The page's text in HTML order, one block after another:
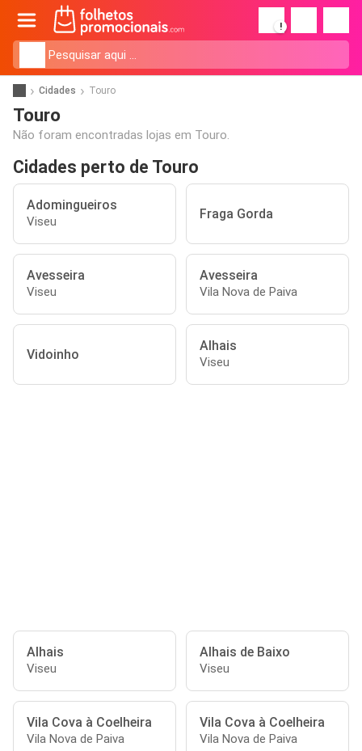
!
Cidades Touro
Touro
Não foram encontradas lojas em Touro.
Cidades perto de Touro
Adomingueiros
Viseu Fraga Gorda
Avesseira
Viseu
Avesseira
Vila Nova de Paiva
Vidoinho
Alhais
Viseu
Alhais
Viseu
Alhais de Baixo
Viseu
Vila Cova à Coelheira
Vila Nova de Paiva
Vila Cova à Coelheira
Vila Nova de Paiva